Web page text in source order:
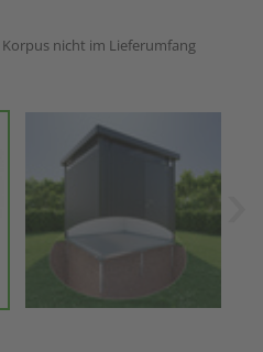
nicht im Lieferumfang